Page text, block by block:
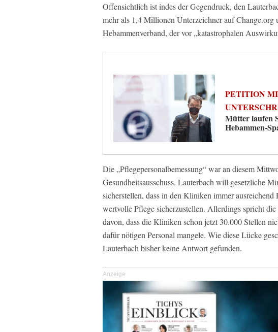
Offensichtlich ist indes der Gegendruck, den
mehr als 1,4 Millionen Unterzeichner auf Change.org
Hebammenverband, der vor „katastrophalen
PETITION
Mütter laufen
Hebammen-
Die „Pflegepersonalbemessung“ war an diesem
Gesundheitsausschuss. Lauterbach will gesetzliche
sicherstellen, dass in den Kliniken immer
wertvolle Pflege sicherzustellen. Allerdings spricht
davon, dass die Kliniken schon jetzt 30.000 Stellen
dafür nötigen Personal mangele. Wie diese Lücke
Lauterbach bisher keine Antwort gefunden.
Anzeige